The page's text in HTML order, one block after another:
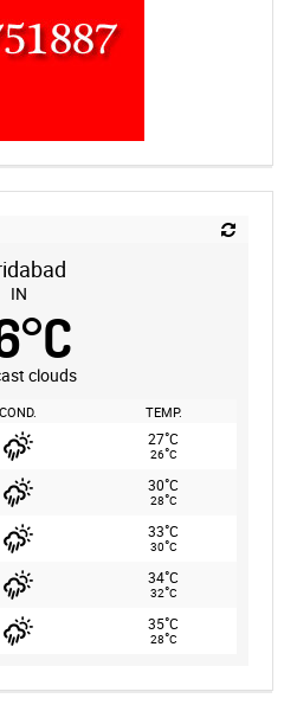
IN
°C
clouds
COND. TEMP.
27°C
26°C
30°C
28°C
33°C
30°C
34°C
32°C
35°C
28°C